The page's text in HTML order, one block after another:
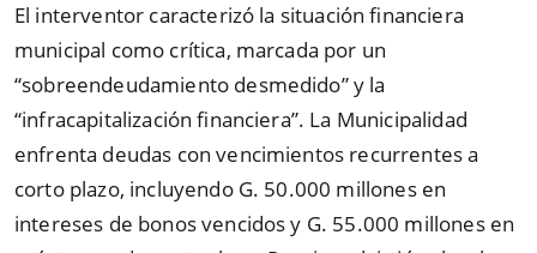
El interventor caracterizó la situación financiera
municipal como crítica, marcada por un
“sobreendeudamiento desmedido”y la
“infracapitalización financiera”. La Municipalidad
enfrenta deudas con vencimientos recurrentes a
corto plazo, incluyendo G. 50.000 millones en
intereses de bonos vencidos y G. 55.000 millones en